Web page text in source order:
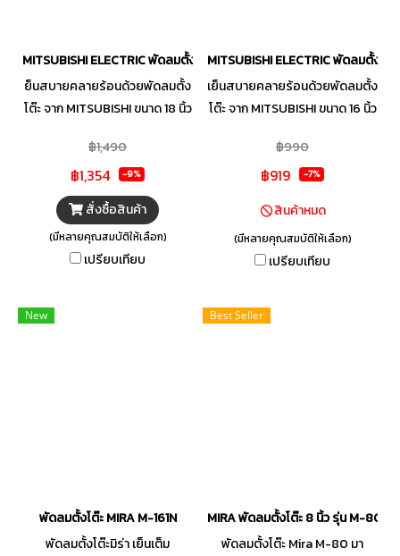
MITSUBISHI ELECTRIC พัดลมตั้งโต๊ะ 18 นิ้ว รุ่น D18A-GB/CM
ย็นสบายคลายร้อนด้วยพัดลมตั้ง
โต๊ะ จาก MITSUBISHI ขนาด 18 นิ้ว
กระจายแรงลมได้อย่างทั่วถึง มี
ดีไซน์ที่เรียบง่ายสีสันสวยงาม มา
พร้อมมอเตอร์แบบปิดช่วย
ป้องกันสิ่งแปลกปลอมเข้าไป
ภายใน มีประสิทธิภาพสูง ทนทาน
และประหยัดพลังงาน ตัวฐาน
ความแข็งแรง ด้วยการใช้วัสดุและ
฿1,490
฿1,354 -9%
สั่งซื้อสินค้า
(มีหลายคุณสมบัติให้เลือก)
เปรียบเทียบ
MITSUBISHI ELECTRIC พัดลมตั้งโต๊
เย็นสบายคลายร้อนด้วยพัดลมตั้ง
โต๊ะ จาก MITSUBISHI ขนาด 16 นิ้ว
กระจายแรงลมได้อย่างทั่วถึง มี
ดีไซน์ที่เรียบง่ายสีสันสวยงาม มา
ป้องกันสิ่งแปลกปลอมเข้าไป
ภายใน มีประสิทธิภาพสูง ทนทาน
และประหยัดพลังงาน ตัวฐาน
ความแข็งแรง ด้วยการใช้วัสดุและ
฿990
฿919 -7%
สินค้าหมด
(มีหลายคุณสมบัติให้เลือก)
เปรียบเทียบ
New
พัดลมตั้งโต๊ะ MIRA M-161N
พัดลมตั้งโต๊ะมิร่า เย็นเต็ม
Best Seller
MIRA พัดลมตั้งโต๊ะ 8 นิ้ว รุ่น M-80
พัดลมตั้งโต๊ะ Mira M-80 มา